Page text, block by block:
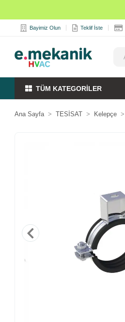
Bayimiz Olun Teklif İste
TÜM KATEGORİLER
Ana Sayfa TESİSAT Kelepçe